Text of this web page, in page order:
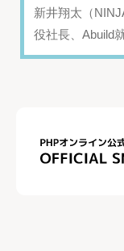
新井翔太（
役社長、Abuild